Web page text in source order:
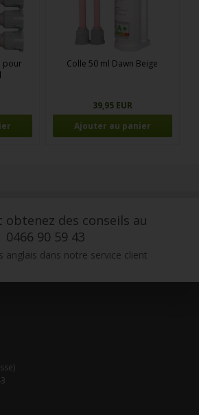
pour
Colle 50 ml Dawn Beige
39,95 EUR
obtenez des conseils au
0466 90 59 43
anglais dans notre service client